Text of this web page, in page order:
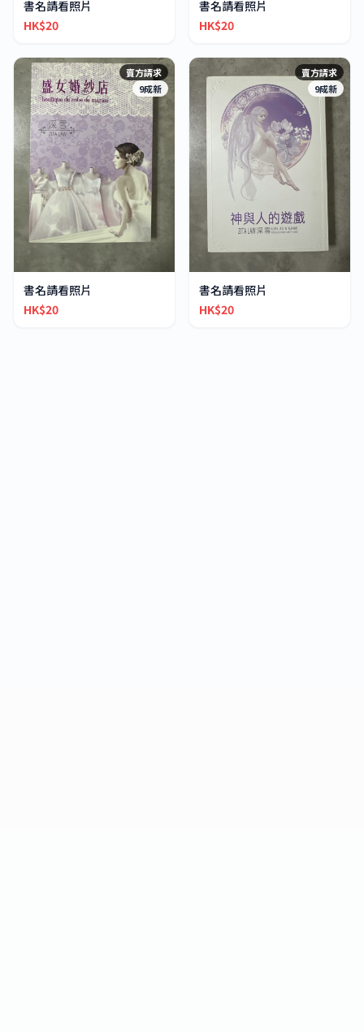
書名請看照片
HK$20
書名請看照片
HK$20
賣方請求
9成新
書名請看照片
HK$20
賣方請求
9成新
書名請看照片
HK$20